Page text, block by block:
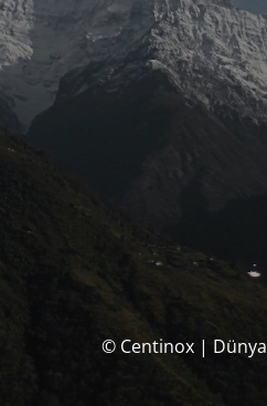
© Centinox | Dünya